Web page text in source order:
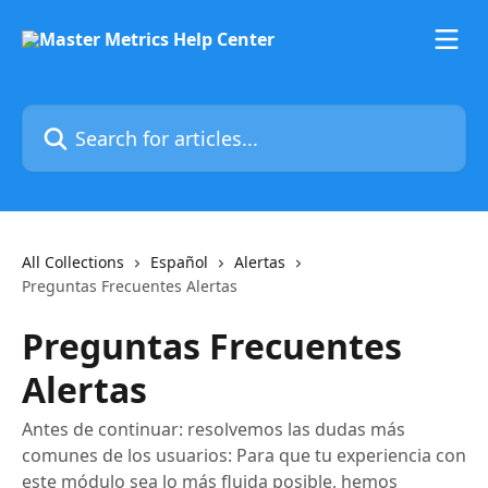
Search for articles...
All Collections Español
Alertas
Preguntas Frecuentes Alertas
Preguntas Frecuentes
Alertas
Antes de continuar: resolvemos las dudas más
comunes de los usuarios: Para que tu experiencia con
este módulo sea lo más fluida posible, hemos